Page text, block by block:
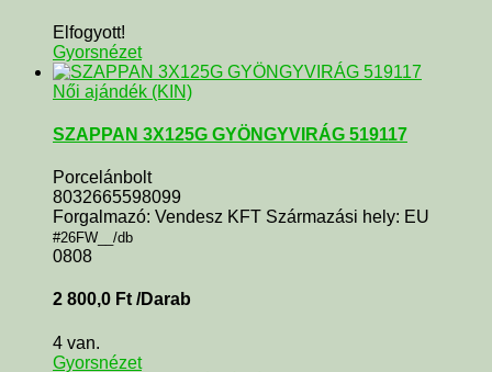
Elfogyott!
Gyorsnézet
Női ajándék (KIN)
SZAPPAN 3X125G GYÖNGYVIRÁG 519117
Porcelánbolt
8032665598099
Forgalmazó: Vendesz KFT Származási hely: EU
#26FW__/db
0808
2 800,0 Ft /Darab
4 van.
Gyorsnézet